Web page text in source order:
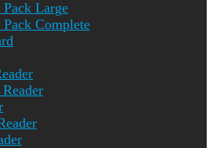
Pack Large
Pack Complete